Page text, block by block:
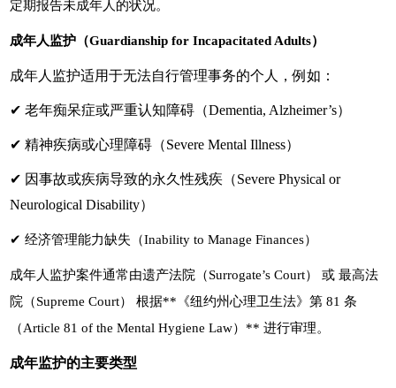
定期报告未成年人的状况。
成年人监护（Guardianship for Incapacitated Adults）
成年人监护适用于无法自行管理事务的个人，例如：
✔ 老年痴呆症或严重认知障碍（Dementia, Alzheimer’s）
✔ 精神疾病或心理障碍（Severe Mental Illness）
✔ 因事故或疾病导致的永久性残疾（Severe Physical or
Neurological Disability）
✔ 经济管理能力缺失（Inability to Manage Finances）
成年人监护案件通常由遗产法院（Surrogate’s Court） 或 最高法
院（Supreme Court） 根据**《纽约州心理卫生法》第 81 条
（Article 81 of the Mental Hygiene Law）** 进行审理。
成年监护的主要类型